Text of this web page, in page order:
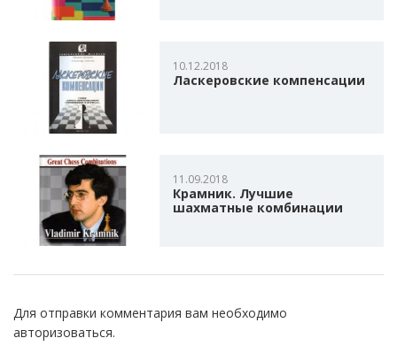
10.12.2018
Ласкеровские компенсации
11.09.2018
Крамник. Лучшие
шахматные комбинации
Для отправки комментария вам необходимо
авторизоваться.